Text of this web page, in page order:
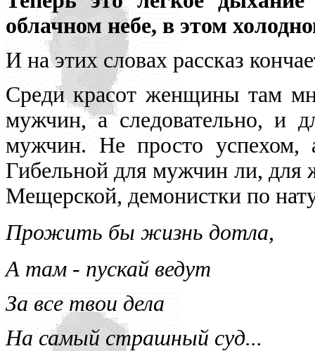
облачном небе, в этом
И на этих словах рассказ
Среди красот женщины там
мужчин, а следовательно, и
мужчин. Не просто успехом,
Гибельной для мужчин ли,
Мещерской, демонистки по
Прожить бы жизнь дотла,
А там - пускай ведут
За все твои дела
На самый страшный суд...